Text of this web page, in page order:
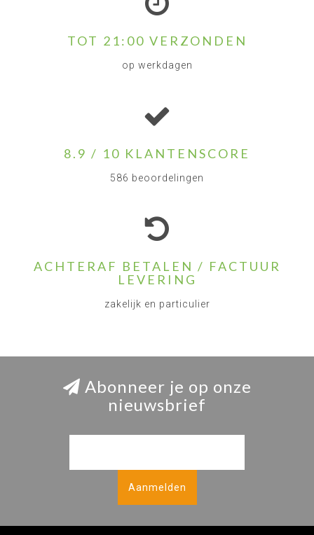
TOT 21:00 VERZONDEN
op werkdagen
8.9 / 10 KLANTENSCORE
586 beoordelingen
ACHTERAF BETALEN / FACTUUR
LEVERING
zakelijk en particulier
Abonneer je op onze
nieuwsbrief
Aanmelden